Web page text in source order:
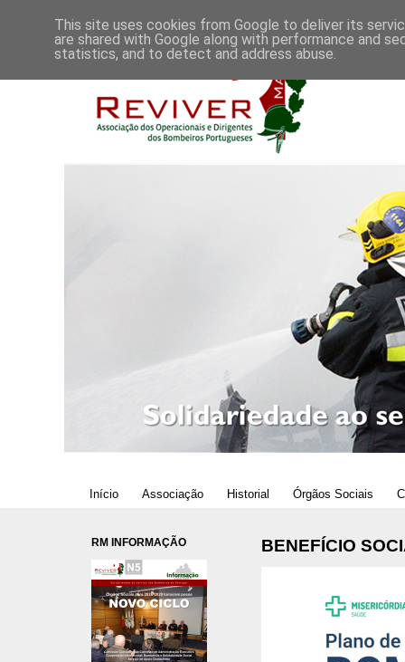
Início Associação Historial Órgãos Sociais
BENEFÍCIO
RM INFORMAÇÃO
This site uses cookies from Google to deliver its
are shared with Google along with performance and
statistics, and to detect and address abuse.